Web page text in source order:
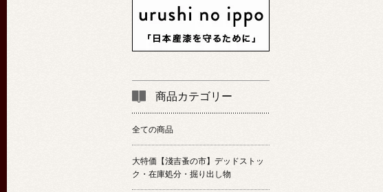
商品カテゴリー
全ての商品
大特価【淺吉蚤の市】デッドストッ
ク・在庫処分・掘り出し物